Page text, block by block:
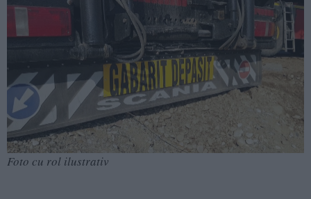
Foto cu rol ilustrativ